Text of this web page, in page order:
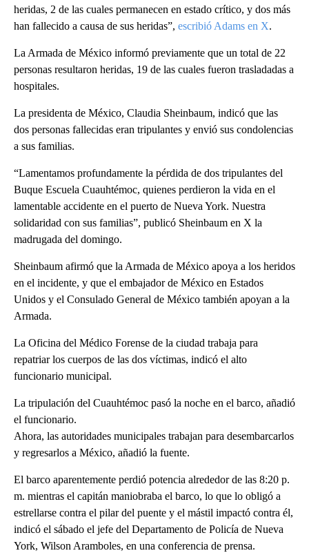
heridas, 2 de las cuales permanecen en estado crítico, y dos más
han fallecido a causa de sus heridas”, escribió Adams en X.
La Armada de México informó previamente que un total de 22
personas resultaron heridas, 19 de las cuales fueron trasladadas a
hospitales.
La presidenta de México, Claudia Sheinbaum, indicó que las
dos personas fallecidas eran tripulantes y envió sus condolencias
a sus familias.
“Lamentamos profundamente la pérdida de dos tripulantes del
Buque Escuela Cuauhtémoc, quienes perdieron la vida en el
lamentable accidente en el puerto de Nueva York. Nuestra
solidaridad con sus familias”, publicó Sheinbaum en X la
madrugada del domingo.
Sheinbaum afirmó que la Armada de México apoya a los heridos
en el incidente, y que el embajador de México en Estados
Unidos y el Consulado General de México también apoyan a la
Armada.
La Oficina del Médico Forense de la ciudad trabaja para
repatriar los cuerpos de las dos víctimas, indicó el alto
funcionario municipal.
La tripulación del Cuauhtémoc pasó la noche en el barco, añadió
el funcionario.
Ahora, las autoridades municipales trabajan para desembarcarlos
y regresarlos a México, añadió la fuente.
El barco aparentemente perdió potencia alrededor de las 8:20 p.
m. mientras el capitán maniobraba el barco, lo que lo obligó a
estrellarse contra el pilar del puente y el mástil impactó contra él,
indicó el sábado el jefe del Departamento de Policía de Nueva
York, Wilson Aramboles, en una conferencia de prensa.